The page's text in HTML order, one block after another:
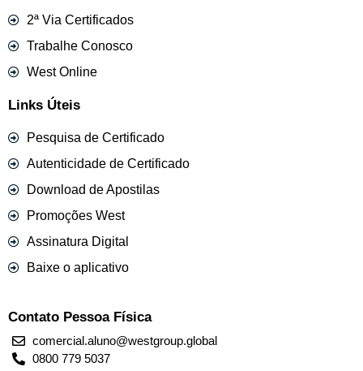
2ª Via Certificados
Trabalhe Conosco
West Online
Links Úteis
Pesquisa de Certificado
Autenticidade de Certificado
Download de Apostilas
Promoções West
Assinatura Digital
Baixe o aplicativo
Contato Pessoa Física
comercial.aluno@westgroup.global
0800 779 5037